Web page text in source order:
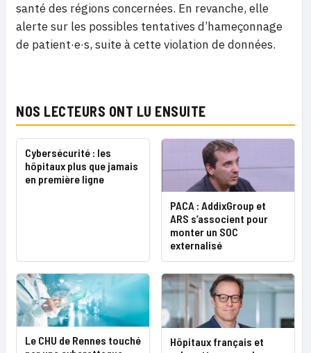
santé des régions concernées. En revanche, elle
alerte sur les possibles tentatives d’hameçonnage
de patient·e·s, suite à cette violation de données.
NOS LECTEURS ONT LU ENSUITE
Cybersécurité : les
hôpitaux plus que jamais
en première ligne
PACA : AddixGroup et
ARS s’associent pour
monter un SOC
externalisé
Le CHU de Rennes touché
Hôpitaux français et